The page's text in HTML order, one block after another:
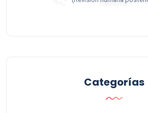
Categorías